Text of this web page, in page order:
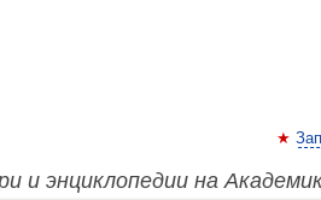
и энциклопедии на